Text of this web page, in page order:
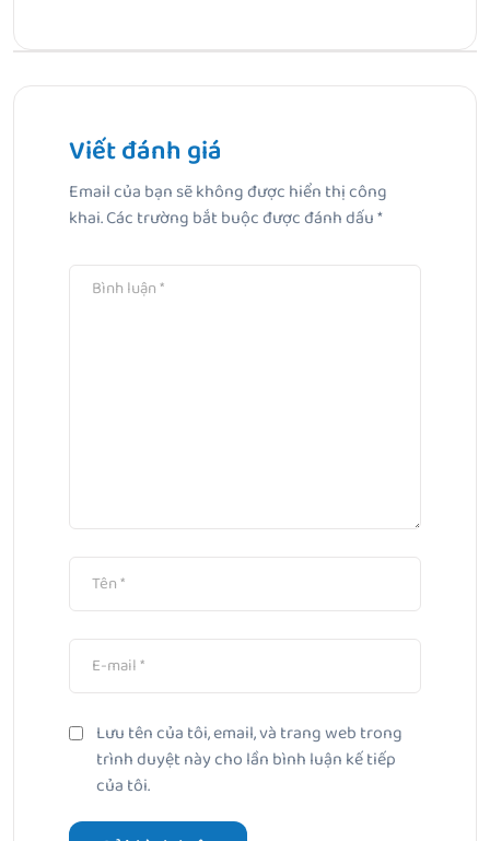
Thâm đỏ dùng hoạt chất gì? Gợi ý cách chọn đúng
MUA GEL TẮM GỘI THẢO DƯỢC YOOSUN RAU MÁ 200ML
TẶNG MŨ VẢI XINH XẮN CHO BÉ
Viết đánh giá
Email của bạn sẽ không được hiển thị công
khai.Các trường bắt buộc được đánh dấu*
Lưu tên của tôi, email, và trang web trong
trình duyệt này cho lần bình luận kế tiếp
của tôi.